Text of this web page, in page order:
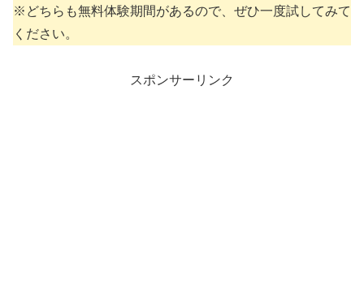
※どちらも無料体験期間があるので、ぜひ一度試してみて
ください。
スポンサーリンク